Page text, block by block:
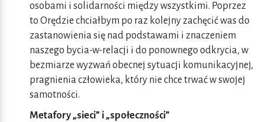
osobami i solidarności między wszystkimi. Poprzez
to Orędzie chciałbym po raz kolejny zachęcić was do
zastanowienia się nad podstawami i znaczeniem
naszego bycia-w-relacji i do ponownego odkrycia, w
bezmiarze wyzwań obecnej sytuacji komunikacyjnej,
pragnienia człowieka, który nie chce trwać w swojej
samotności.
Metafory „sieci” i „społeczności”